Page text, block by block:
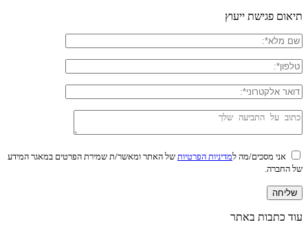
תיאום פגישת ייעוץ
אני מסכים/מה למדיניות הפרטיות של האתר ומאשר/ת שמירת הפרטים במאגר המידע
של החברה.
עוד כתבות באתר